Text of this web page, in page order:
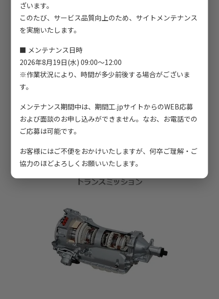
ざいます。
このたび、サービス品質向上のため、サイトメンテナンス
を実施いたします。
■ メンテナンス日時
2026年8月19日(水) 09:00～12:00
※作業状況により、時間が多少前後する場合がございま
す。
メンテナンス期間中は、期間工.jpサイトからのWEB応募
および面談のお申し込みができません。なお、お電話での
ご応募は可能です。
お客様にはご不便をおかけいたしますが、何卒ご理解・ご
協力のほどよろしくお願いいたします。